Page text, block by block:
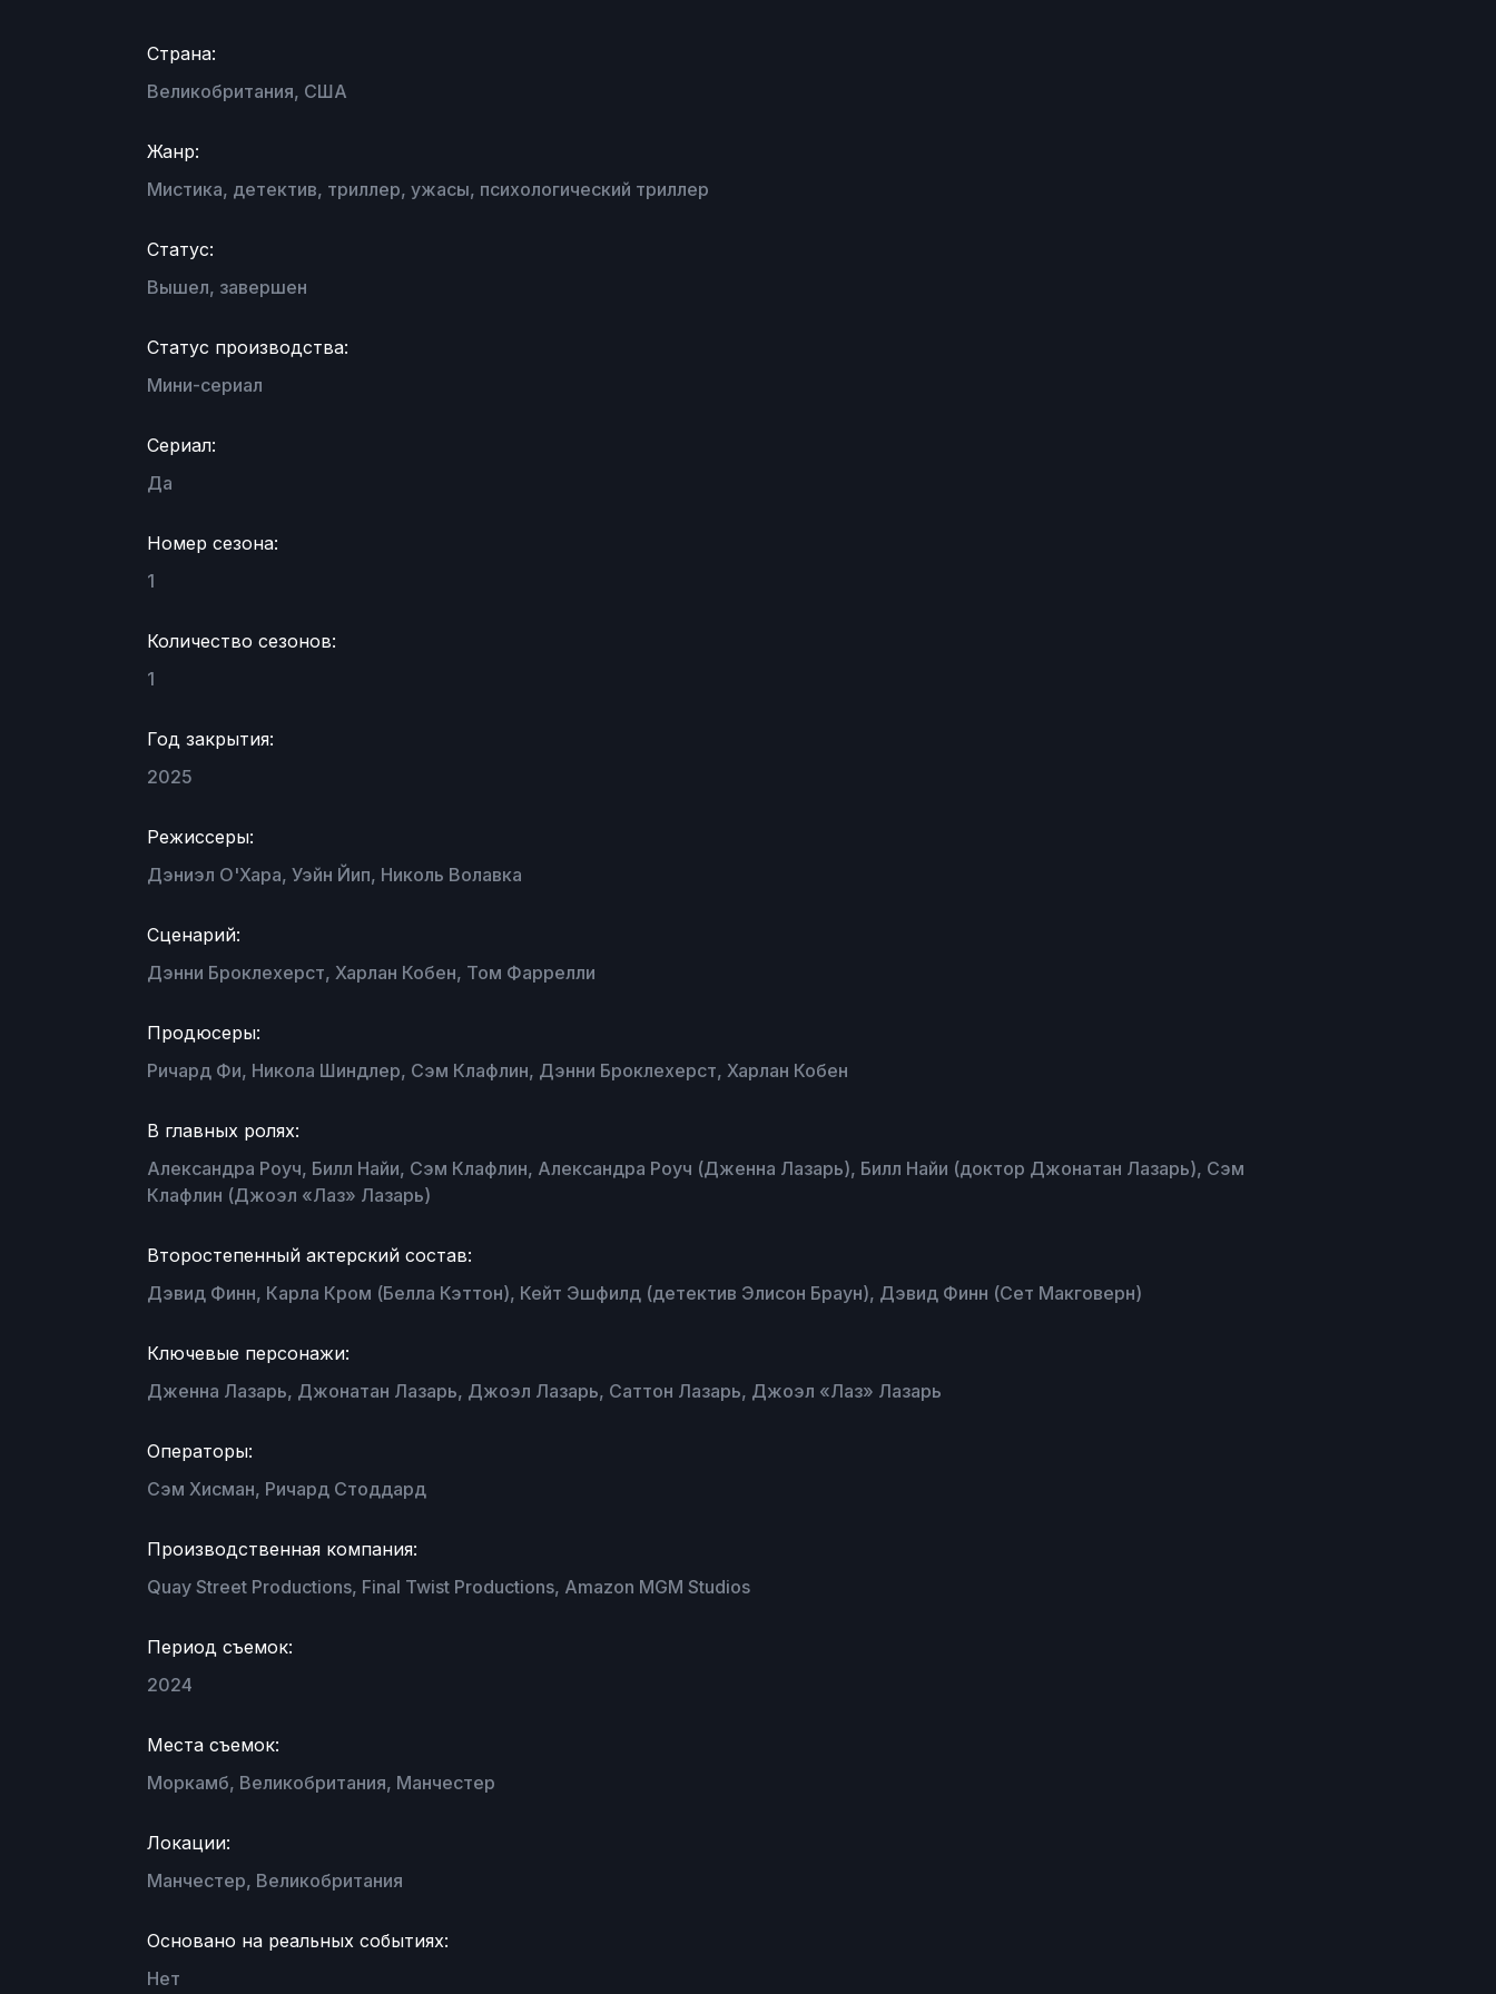
Страна:
Великобритания, США
Жанр:
Мистика, детектив, триллер, ужасы, психологический триллер
Статус:
Вышел, завершен
Статус производства:
Мини-сериал
Сериал:
Да
Номер сезона:
1
Количество сезонов:
1
Год закрытия:
2025
Режиссеры:
Дэниэл О'Хара, Уэйн Йип, Николь Волавка
Сценарий:
Дэнни Броклехерст, Харлан Кобен, Том Фаррелли
Продюсеры:
Ричард Фи, Никола Шиндлер, Сэм Клафлин, Дэнни Броклехерст, Харлан Кобен
В главных ролях:
Александра Роуч, Билл Найи, Сэм Клафлин, Александра Роуч (Дженна Лазарь), Билл Найи (доктор Джонатан Лазарь), Сэм
Клафлин (Джоэл «Лаз» Лазарь)
Второстепенный актерский состав:
Дэвид Финн, Карла Кром (Белла Кэттон), Кейт Эшфилд (детектив Элисон Браун), Дэвид Финн (Сет Макговерн)
Ключевые персонажи:
Дженна Лазарь, Джонатан Лазарь, Джоэл Лазарь, Саттон Лазарь, Джоэл «Лаз» Лазарь
Операторы:
Сэм Хисман, Ричард Стоддард
Производственная компания:
Quay Street Productions, Final Twist Productions, Amazon MGM Studios
Период съемок:
2024
Места съемок:
Моркамб, Великобритания, Манчестер
Локации:
Манчестер, Великобритания
Основано на реальных событиях:
Нет